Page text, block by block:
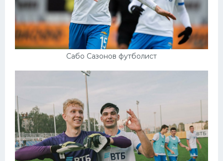
Сабо Сазонов футболист